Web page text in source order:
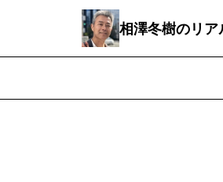
相澤冬樹のリア